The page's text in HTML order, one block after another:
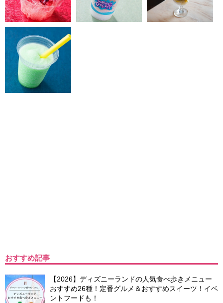
おすすめ記事
【2026】ディズニーランドの人気食べ歩きメニュー
おすすめ26種！定番グルメ＆おすすめスイーツ！イベ
ントフードも！